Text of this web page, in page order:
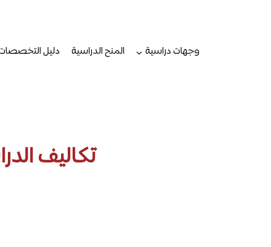
وجهات دراسية
المنح الدراسية دليل